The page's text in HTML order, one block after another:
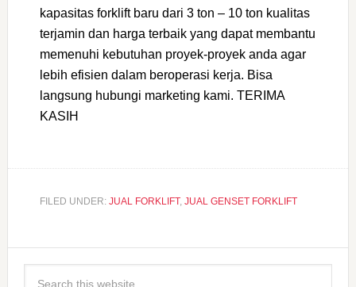
kapasitas forklift baru dari 3 ton – 10 ton kualitas
terjamin dan harga terbaik yang dapat membantu
memenuhi kebutuhan proyek-proyek anda agar
lebih efisien dalam beroperasi kerja. Bisa
langsung hubungi marketing kami. TERIMA
KASIH
FILED UNDER: JUAL FORKLIFT, JUAL GENSET FORKLIFT